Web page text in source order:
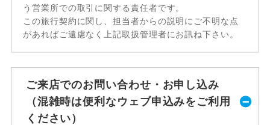
う営業所での取引に関する責任者です。
この旅行契約に関し、担当者からの説明にご不明な点
があればご遠慮なく上記取扱管理者にお訊ね下さい。
ご来店でのお問い合わせ・お申し込み
（混雑時は便利なウェブ申込みをご利用
ください）